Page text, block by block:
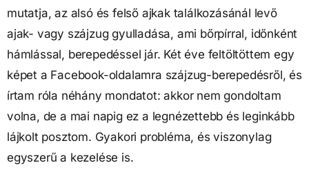
mutatja, az alsó és felső ajkak találkozásánál levő
ajak- vagy szájzug gyulladása, ami bőrpírral, időnként
hámlással, berepedéssel jár. Két éve feltöltöttem egy
képet a Facebook-oldalamra szájzug-berepedésről, és
írtam róla néhány mondatot: akkor nem gondoltam
volna, de a mai napig ez a legnézettebb és leginkább
lájkolt posztom. Gyakori probléma, és viszonylag
egyszerű a kezelése is.